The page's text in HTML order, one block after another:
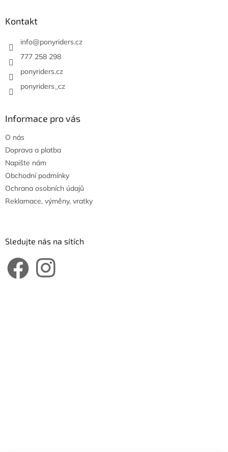
Kontakt
info@ponyriders.cz
777 258 298
ponyriders.cz
ponyriders_cz
Informace pro vás
O nás
Doprava a platba
Napište nám
Obchodní podmínky
Ochrana osobních údajů
Reklamace, výměny, vratky
Sledujte nás na sítích